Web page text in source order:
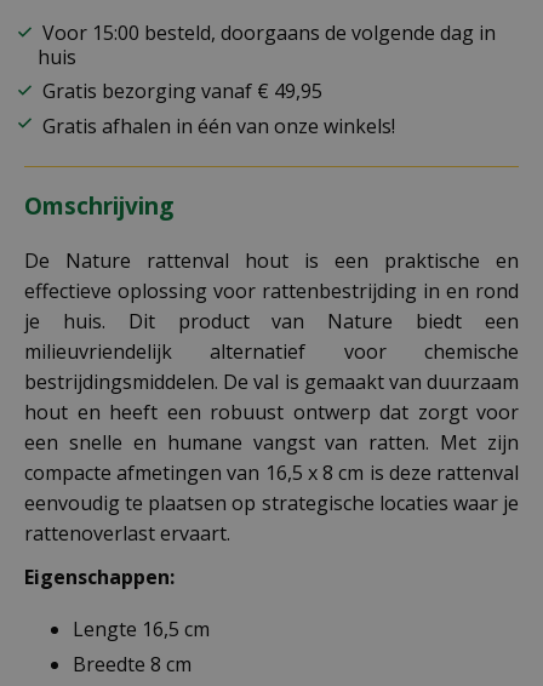
Voor 15:00 besteld, doorgaans de volgende dag in
huis
Gratis bezorging vanaf € 49,95
Gratis afhalen in één van onze winkels!
Omschrijving
De Nature rattenval hout is een praktische en
effectieve oplossing voor rattenbestrijding in en rond
je huis. Dit product van Nature biedt een
milieuvriendelijk alternatief voor chemische
bestrijdingsmiddelen. De val is gemaakt van duurzaam
hout en heeft een robuust ontwerp dat zorgt voor
een snelle en humane vangst van ratten. Met zijn
compacte afmetingen van 16,5 x 8 cm is deze rattenval
eenvoudig te plaatsen op strategische locaties waar je
rattenoverlast ervaart.
Eigenschappen:
Lengte 16,5 cm
Breedte 8 cm